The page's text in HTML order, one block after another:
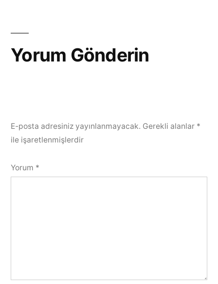
Yorum Gönderin
E-posta adresiniz yayınlanmayacak. Gerekli alanlar *
ile işaretlenmişlerdir
Yorum *